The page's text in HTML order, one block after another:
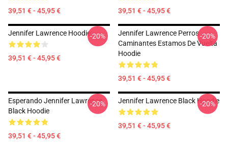
39,51 € - 45,95 € 39,51 € - 45,95 €
Jennifer Lawrence Hoodie
39,51 € - 45,95 €
-20%
Jennifer Lawrence Perros
Caminantes Estamos De Vuelta
Hoodie
39,51 € - 45,95 €
-20%
Esperando Jennifer Lawrence
Black Hoodie
39,51 € - 45,95 €
-20% Jennifer Lawrence Black Hoodie
39,51 € - 45,95 €
-20%